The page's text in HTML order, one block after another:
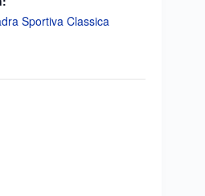
Sportiva Classica